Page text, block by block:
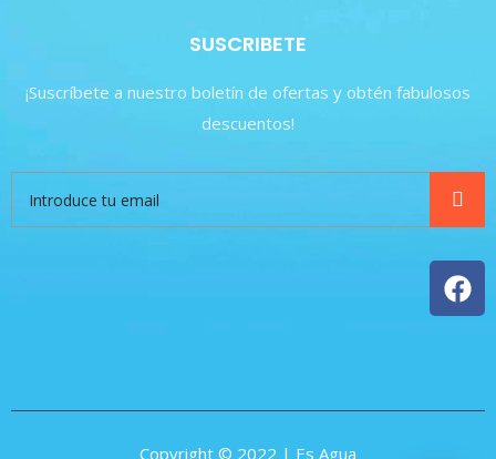
SUSCRIBETE
¡Suscríbete a nuestro boletín de ofertas y obtén fabulosos
descuentos!
Copyright © 2022 | Es Agua